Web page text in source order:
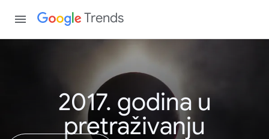
Trends
2017. godina u
pretraživanju